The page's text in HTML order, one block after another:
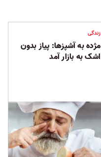
زندگی
مژده به آشپزها: پیاز بدون
اشک به بازار آمد